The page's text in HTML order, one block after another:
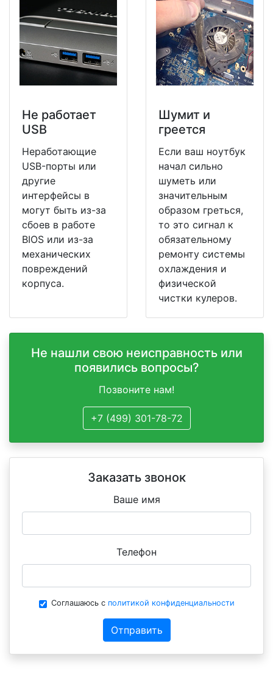
Не работает
USB
Неработающие
USB-порты или
другие
интерфейсы в
могут быть из-за
сбоев в работе
BIOS или из-за
механических
повреждений
корпуса.
Шумит и
греется
Если ваш ноутбук
начал сильно
шуметь или
значительным
образом греться,
то это сигнал к
обязательному
ремонту системы
охлаждения и
физической
чистки кулеров.
Не нашли свою неисправность или
появились вопросы?
Позвоните нам!
+7 (499) 301-78-72
Заказать звонок
Ваше имя
Телефон
Соглашаюсь с политикой конфиденциальности
Отправить